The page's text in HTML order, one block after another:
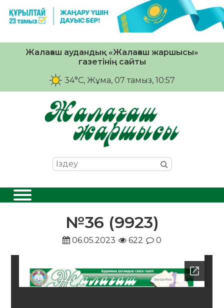
Жалағаш аудандық «Жалағаш жаршысы»
газетінің сайты
34°C, Жұма, 07 тамыз, 10:57
№36 (9923)
06.05.2023 622 0